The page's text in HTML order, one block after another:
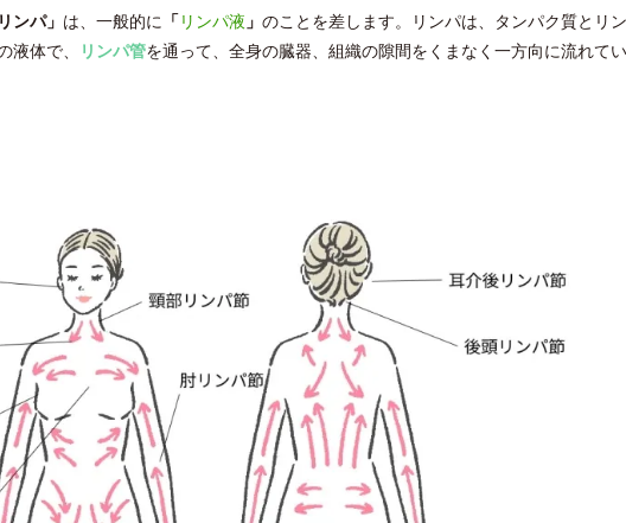
ンパ」 は、一般的に 「リンパ液 」 のことを差します。リンパは、タンパク質とリ
液体で、
リンパ管を通って、全身の臓器、組織の隙間をくまなく一方向に流れて